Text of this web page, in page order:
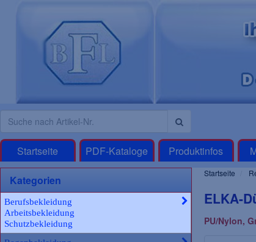
Startseite PDF-Kataloge Produktinfos
Startseite
ELKA-
PU/Nylon,
Kategorien
Berufsbekleidung
Arbeitsbekleidung
Schutzbekleidung